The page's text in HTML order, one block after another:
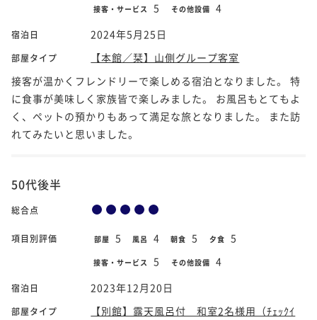
接客・サービス 5 その他設備 4
宿泊日 2024年5月25日
部屋タイプ
【本館／栞】山側グループ客室
接客が温かくフレンドリーで楽しめる宿泊となりました。 特
に食事が美味しく家族皆で楽しみました。 お風呂もとてもよ
く、ペットの預かりもあって満足な旅となりました。 また訪
れてみたいと思いました。
50代後半
総合点
項目別評価 部屋 5 風呂 4 朝食 5 夕食 5
接客・サービス 5 その他設備 4
宿泊日 2023年12月20日
部屋タイプ
【別館】露天風呂付 和室2名様用（ﾁｪｯｸｲ